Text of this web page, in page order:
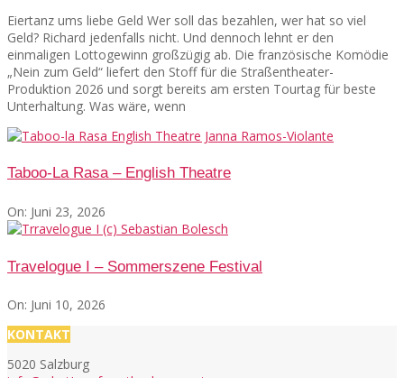
Eiertanz ums liebe Geld Wer soll das bezahlen, wer hat so viel
Geld? Richard jedenfalls nicht. Und dennoch lehnt er den
einmaligen Lottogewinn großzügig ab. Die französische Komödie
„Nein zum Geld“ liefert den Stoff für die Straßentheater-
Produktion 2026 und sorgt bereits am ersten Tourtag für beste
Unterhaltung. Was wäre, wenn
Taboo-La Rasa – English Theatre
On: Juni 23, 2026
Travelogue I – Sommerszene Festival
On: Juni 10, 2026
KONTAKT
5020 Salzburg